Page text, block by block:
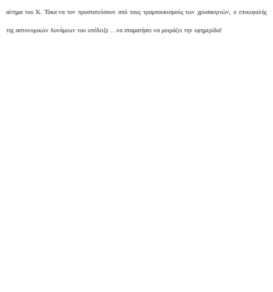
αίτημα του Κ. Τόκα να τον προστατεύσουν από τους τραμπουκισμούς των χρυσαυγιτών, ο επικεφαλής
της αστυνομικών δυνάμεων του υπέδειξε …να σταματήσει να μοιράζει την εφημερίδα!